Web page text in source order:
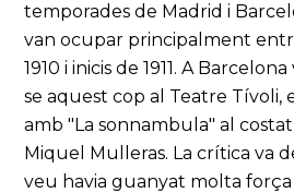
temporades de Madrid i
van ocupar principalment
1910 i inicis de 1911. A
se aquest cop al Teatre Tívoli,
amb "La sonnambula" al
Miquel Mulleras. La crítica va
veu havia guanyat molta força